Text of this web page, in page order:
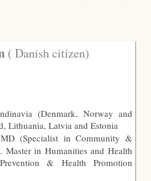
( Danish citizen)
(Denmark, Norway and
Lithuania, Latvia and Estonia
MD (Specialist in Community &
Master in Humanities and Health
& Health Promotion